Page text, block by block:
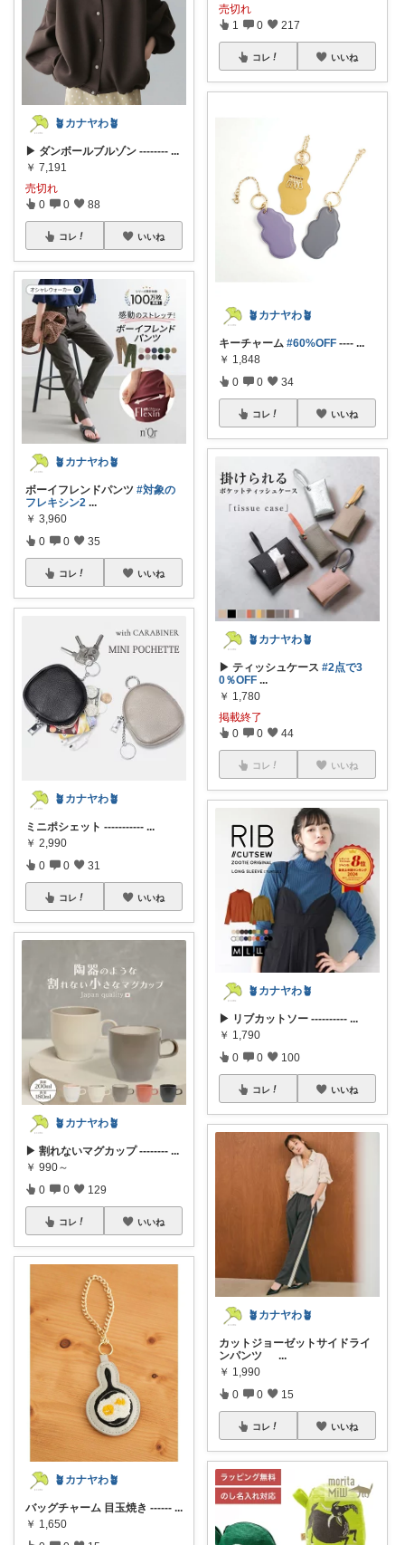
🪴カナヤわ🪴
▶ ダンボールブルゾン -------- ...
￥ 7,191
売切れ
0 0 88
コレ いいね
🪴カナヤわ🪴
ボーイフレンドパンツ #対象の
フレキシン2 ...
￥ 3,960
0 0 35
コレ いいね
🪴カナヤわ🪴
ミニポシェット ----------- ...
￥ 2,990
0 0 31
コレ いいね
🪴カナヤわ🪴
▶ 割れないマグカップ -------- ...
￥ 990～
0 0 129
コレ いいね
🪴カナヤわ🪴
バッグチャーム 目玉焼き ------ ...
￥ 1,650
売切れ
1 0 217
コレ いいね
🪴カナヤわ🪴
キーチャーム #60%OFF ---- ...
￥ 1,848
0 0 34
コレ いいね
🪴カナヤわ🪴
▶ ティッシュケース #2点で3
0％OFF ...
￥ 1,780
掲載終了
0 0 44
コレ いいね
🪴カナヤわ🪴
▶ リブカットソー ---------- ...
￥ 1,790
0 0 100
コレ いいね
🪴カナヤわ🪴
カットジョーゼットサイドライ
ンパンツ
...
￥ 1,990
0 0 15
コレ いいね